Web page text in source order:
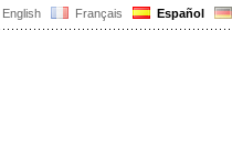
English Français Español